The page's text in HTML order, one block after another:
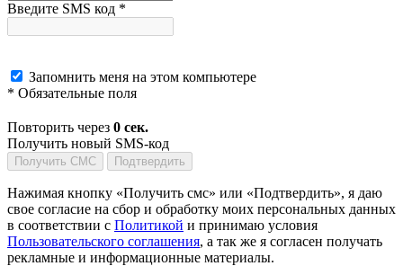
Введите SMS код *
Запомнить меня на этом компьютере
* Обязательные поля
Повторить через 0 сек.
Получить новый SMS-код
Получить СМС Подтвердить
Нажимая кнопку «Получить смс» или «Подтвердить», я даю
свое согласие на сбор и обработку моих персональных данных
в соответствии с Политикой и принимаю условия
Пользовательского соглашения, а так же я согласен получать
рекламные и информационные материалы.